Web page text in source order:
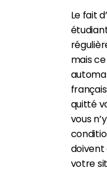
Le fait
mais
quitté
vous
doivent
votre